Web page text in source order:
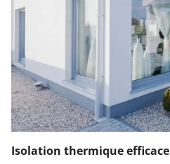
Isolation thermique efficace